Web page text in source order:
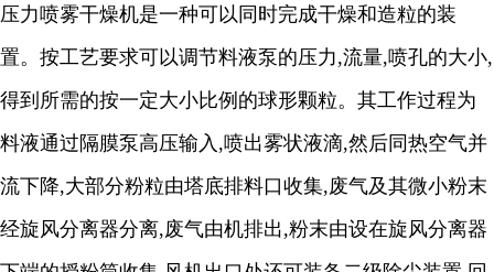
压力喷雾干燥机是一种可以同时完成干燥和造粒的装
置。按工艺要求可以调节料液泵的压力,流量,喷孔的大小,
得到所需的按一定大小比例的球形颗粒。其工作过程为
料液通过隔膜泵高压输入 ,喷出雾状液滴,然后同热空气并
流下降,大部分粉粒由塔底排料口收集,废气及其微小粉末
经旋风分离器分离,废气由机排出,粉末由设在旋风分离器